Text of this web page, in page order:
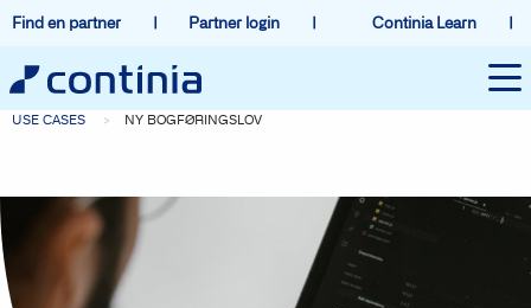
Find en partner Partner login Continia Learn
USE CASES NY BOGFØRINGSLOV